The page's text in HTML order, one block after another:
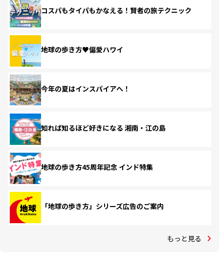
コスパもタイパもかなえる！賢者の旅テクニック
地球の歩き方♥偏愛ハワイ
今年の夏はインスパイアへ！
知れば知るほど好きになる 湘南・江の島
地球の歩き方45周年記念 インド特集
「地球の歩き方」シリーズ広告のご案内
もっと見る